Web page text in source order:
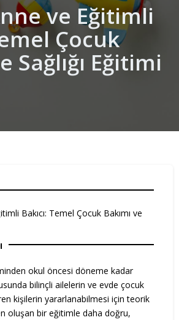
ve Eğitimli
Çocuk
Sağlığı Eğitimi
Bakıcı: Temel Çocuk Bakımı ve
okul öncesi döneme kadar
bilinçli ailelerin ve evde çocuk
kişilerin yararlanabilmesi için teorik
oluşan bir eğitimle daha doğru,